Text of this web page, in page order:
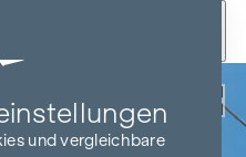
und vergleichbare